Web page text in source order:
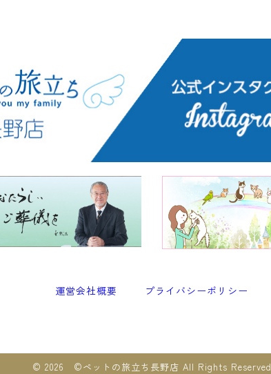
運営会社概要 プライバシーポリシー
© 2026 ©︎ペットの旅立ち長野店 All Rights Reserved